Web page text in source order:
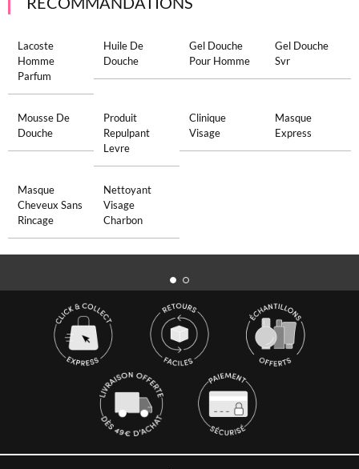
Lacoste
Homme
Parfum
Huile De
Douche
Gel Douche
Pour Homme
Gel Douche
Svr
Mousse De
Douche
Produit
Repulpant
Levre
Clinique
Visage
Masque
Express
Masque
Cheveux Sans
Rincage
Nettoyant
Visage
Charbon